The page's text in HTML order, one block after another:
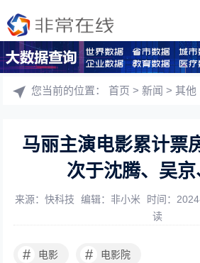
您当前的位置：首页 >新闻 >其他
马丽主演电影累计票
次于沈腾、吴
来源：快科技 编辑：非小米 时间：
读
# 电影 # 电影院